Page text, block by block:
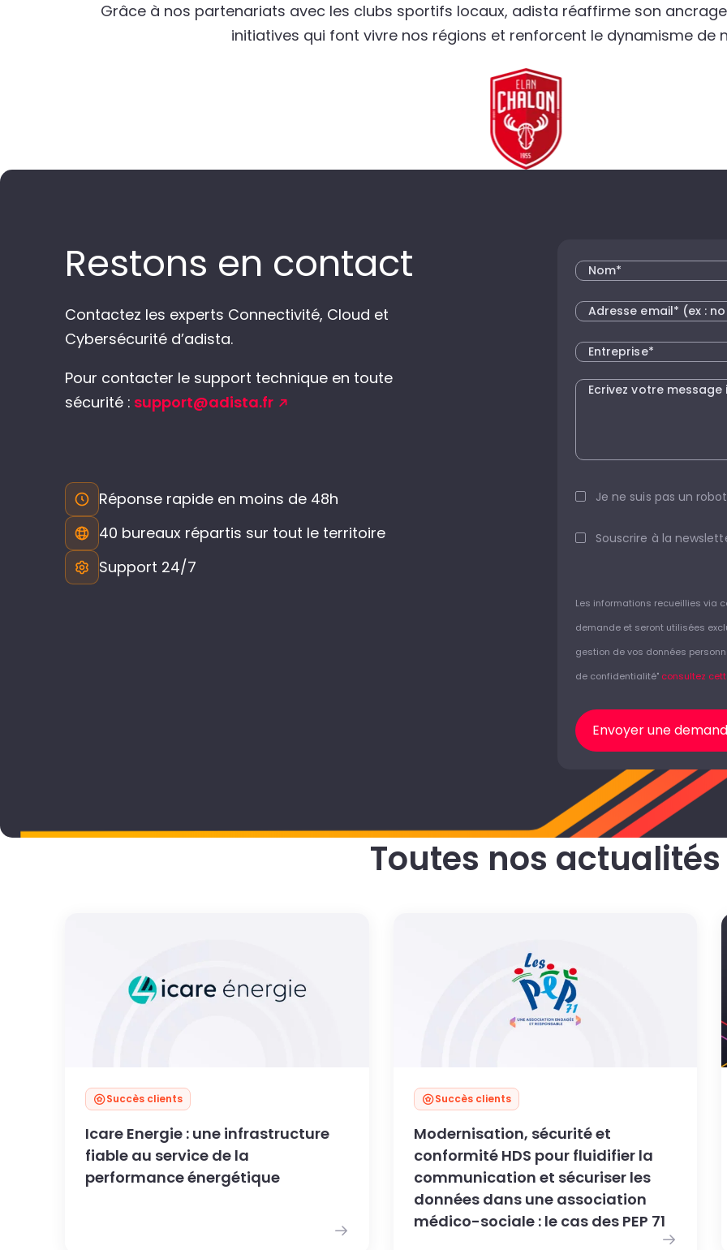
Grâce à nos partenariats avec les clubs sportifs locaux, adista réaffirme son
initiatives qui font vivre nos régions et renforcent le dynamisme de
Restons en contact
Contactez les experts Connectivité, Cloud et
Cybersécurité d’adista.
Pour contacter le support technique en toute
sécurité : support@adista.fr
Réponse rapide en moins de 48h
40 bureaux répartis sur tout le territoire
Support 24/7
Je ne suis pas un
Souscrire à la
Les informations recueillies via
demande et seront utilisées
gestion de vos données
de confidentialité" consultez
Envoyer une
Toutes nos actualités
Succès clients
Icare Energie : une infrastructure
fiable au service de la
performance énergétique
Succès clients
Modernisation, sécurité et
conformité HDS pour fluidifier la
communication et sécuriser les
données dans une association
médico-sociale : le cas des PEP 71